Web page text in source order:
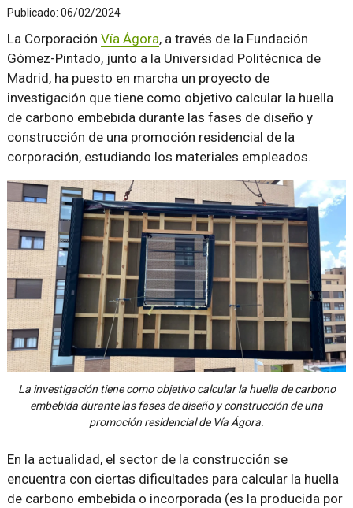
Publicado: 06/02/2024
La Corporación Vía Ágora, a través de la Fundación
Gómez-Pintado, junto a la Universidad Politécnica de
Madrid, ha puesto en marcha un proyecto de
investigación que tiene como objetivo calcular la huella
de carbono embebida durante las fases de diseño y
construcción de una promoción residencial de la
corporación, estudiando los materiales empleados.
La investigación tiene como objetivo calcular la huella de carbono
embebida durante las fases de diseño y construcción de una
promoción residencial de Vía Ágora.
En la actualidad, el sector de la construcción se
encuentra con ciertas dificultades para calcular la huella
de carbono embebida o incorporada (es la producida por